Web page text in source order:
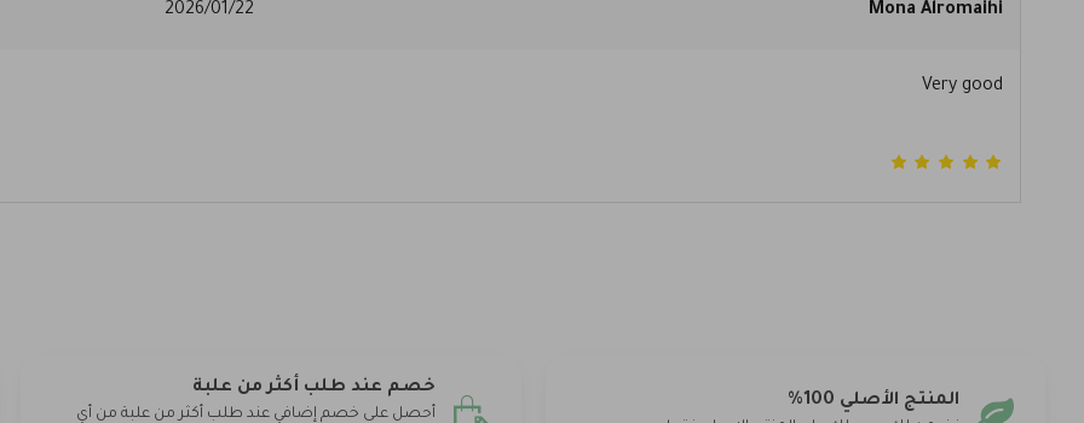
Mona Alromaihi
2026/01/22
Very good
المنتج الأصلي 100%
خصم عند طلب أكثر من علبة
أحصل على خصم إضافي عند طلب أكثر من علبة من أي